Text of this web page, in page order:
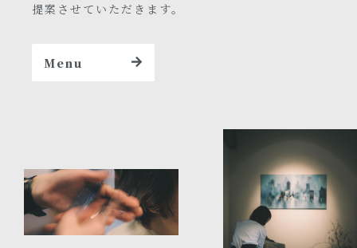
提案させていただきます。
Menu